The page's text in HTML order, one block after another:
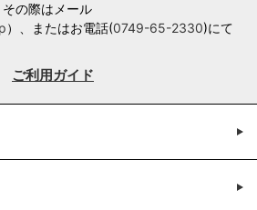
の際はメール
）、またはお電話(0749-65-2330)にて
ご利用ガイド